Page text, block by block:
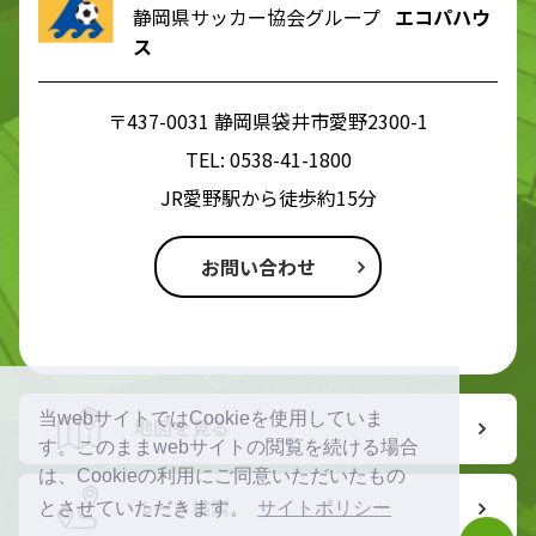
当webサイトではCookieを使用していま
す。このままwebサイトの閲覧を続ける場合
は、Cookieの利用にご同意いただいたもの
とさせていただきます。
サイトポリシー
静岡県サッカー協会グループ エコパハウ
ス
〒437-0031 静岡県袋井市愛野2300-1
TEL: 0538-41-1800
JR愛野駅から徒歩約15分
お問い合わせ
地図を見る
ルート検索